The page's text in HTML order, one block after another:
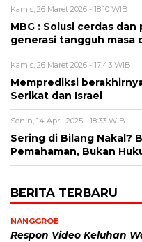
Kamis, 26 Maret 2026 - 18:10 WIB
MBG : Solusi cerdas
generasi tangguh masa
Kamis, 26 Maret 2026 - 17:43 WIB
Memprediksi
Serikat dan Israel
Senin, 14 April 2025 - 18:33 WIB
Sering di Bilang Nakal?
Pemahaman, Bukan
BERITA TERBARU
NANGGROE
Respon Video Keluhan